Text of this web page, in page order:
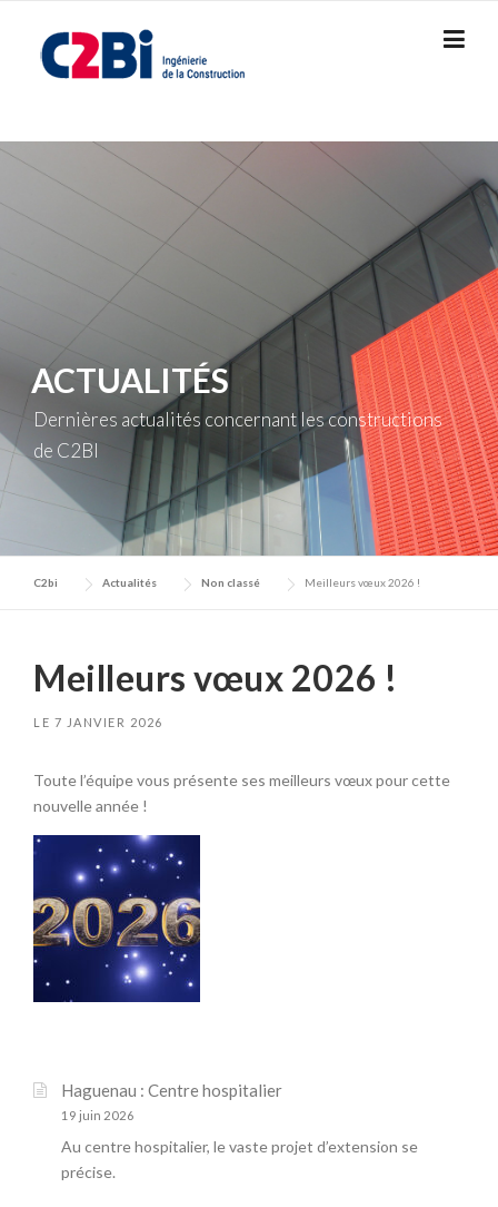
content
ACTUALITÉS
Dernières actualités concernant les constructions
de C2BI
C2bi Actualités Non classé Meilleurs vœux 2026 !
Meilleurs vœux 2026 !
LE 7 JANVIER 2026
Toute l’équipe vous présente ses meilleurs vœux pour cette
nouvelle année !
Haguenau : Centre hospitalier
19 juin 2026
Au centre hospitalier, le vaste projet d’extension se
précise.